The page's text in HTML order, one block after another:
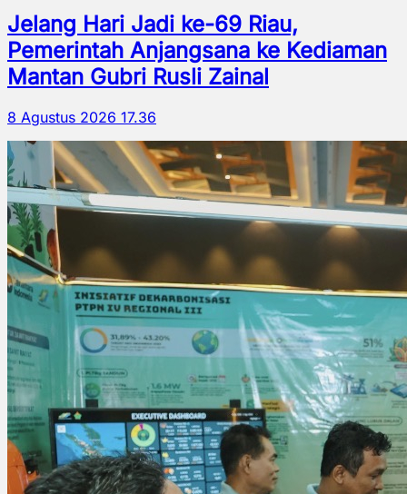
Jelang Hari Jadi ke-69 Riau,
Pemerintah Anjangsana ke Kediaman
Mantan Gubri Rusli Zainal
8 Agustus 2026 17.36